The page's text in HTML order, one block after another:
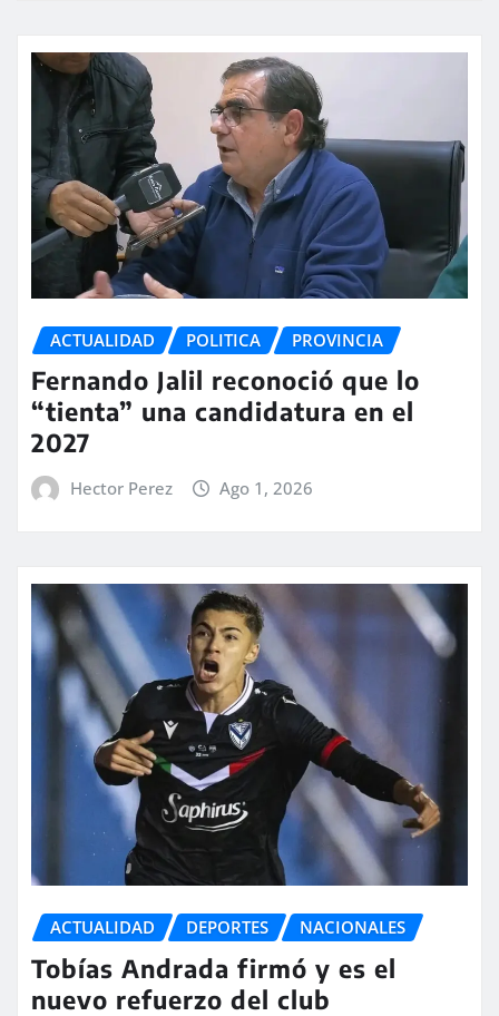
ACTUALIDAD POLITICA PROVINCIA
Fernando Jalil reconoció que lo
“tienta” una candidatura en el
2027
Hector Perez Ago 1, 2026
ACTUALIDAD DEPORTES NACIONALES
Tobías Andrada firmó y es el
nuevo refuerzo del club